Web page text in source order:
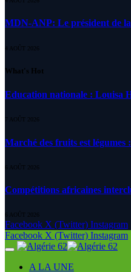
MDN-ANP: Le président de
4 AOÛT 2026
What's Hot
Education nationale : Louisa
7 AOÛT 2026
Marché des fruits est
6 AOÛT 2026
Compétitions africaines
6 AOÛT 2026
Facebook X (Twitter) Instagram
Facebook X (Twitter) Instagram
A LA UNE